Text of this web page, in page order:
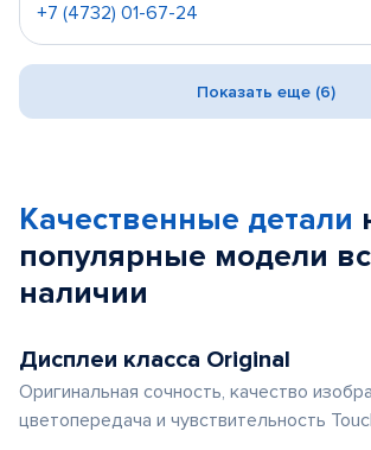
+7 (4732) 01-67-24
Показать еще (6)
Качественные детали
популярные модели
наличии
Дисплеи класса Original
Оригинальная сочность, качество
цветопередача и чувствительность